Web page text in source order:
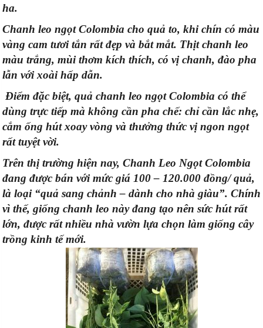
ha.
Chanh leo ngọt Colombia cho quả to, khi chín có màu
vàng cam tươi tắn rất đẹp và bắt mắt. Thịt chanh leo
màu trắng, mùi thơm kích thích, có vị chanh, đào pha
lẫn với xoài hấp dẫn.
Điểm đặc biệt, quả chanh leo ngọt Colombia có thể
dùng trực tiếp mà không cần pha chế: chỉ cần lắc nhẹ,
cắm ống hút xoay vòng và thưởng thức vị ngon ngọt
rất tuyệt vời.
Trên thị trường hiện nay, Chanh Leo Ngọt Colombia
đang được bán với mức giá 100 – 120.000 đồng/ quả,
là loại “quả sang chảnh – dành cho nhà giàu”. Chính
vì thế, giống chanh leo này đang tạo nên sức hút rất
lớn, được rất nhiều nhà vườn lựa chọn làm giống cây
trồng kinh tế mới.